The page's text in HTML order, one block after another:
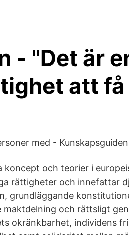
- "Det är
att
med - Kunskapsguiden
koncept och teorier i
rättigheter och innefattar
grundläggande
och rättsligt
okränkbarhet, individens